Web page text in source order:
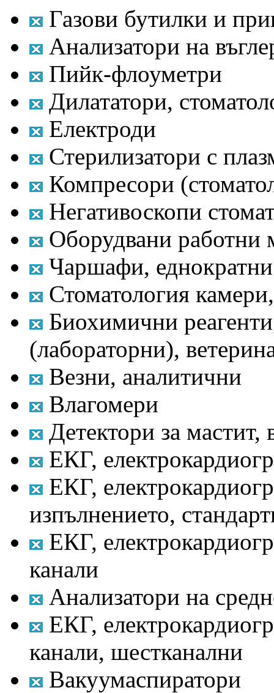
Газови бутилки и
Анализатори на
Пийк-флоуметри
Дилататори,
Електроди
Стерилизатори с
Компресори
Негативоскопи
Оборудвани работни
Чаршафи, еднократни
Стоматология
Биохимични
(лабораторни),
Везни, аналитични
Влагомери
Детектори за мастит,
ЕКГ,
ЕКГ,
изпълнението,
ЕКГ,
канали
Анализатори на
ЕКГ,
канали, шестканални
Вакуумаспиратори